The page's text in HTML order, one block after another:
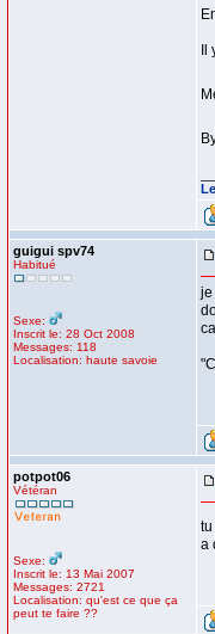
guigui spv74
Habitué
Sexe:
Inscrit le: 28 Oct 2008
Messages: 118
Localisation: haute savoie
je
potpot06
Vétéran
Sexe:
Inscrit le: 13 Mai 2007
Messages: 2721
Localisation: qu'est ce que ça
peut te faire ??
a